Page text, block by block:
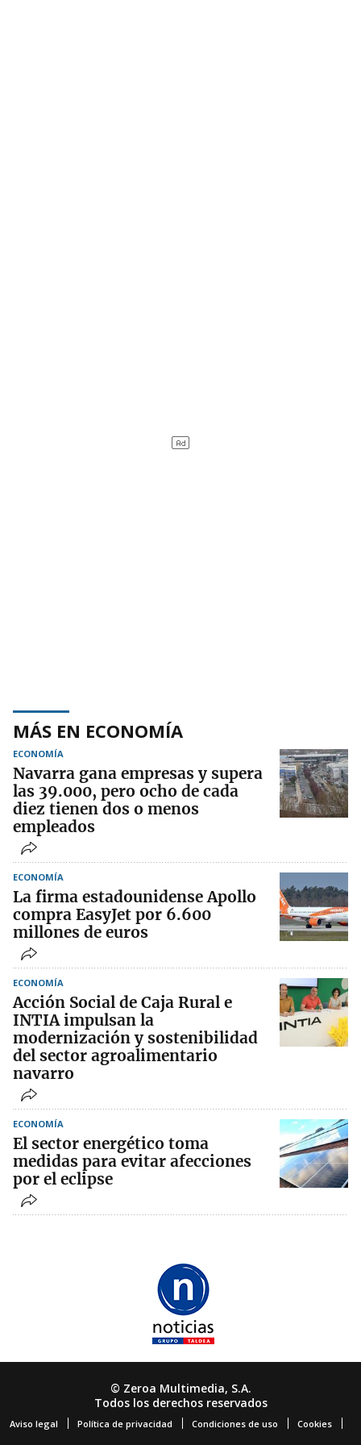
MÁS EN ECONOMÍA
ECONOMÍA
Navarra gana empresas y supera
las 39.000, pero ocho de cada
diez tienen dos o menos
empleados
ECONOMÍA
La firma estadounidense Apollo
compra EasyJet por 6.600
millones de euros
ECONOMÍA
Acción Social de Caja Rural e
INTIA impulsan la
modernización y sostenibilidad
del sector agroalimentario
navarro
ECONOMÍA
El sector energético toma
medidas para evitar afecciones
por el eclipse
© Zeroa Multimedia, S.A.
Todos los derechos reservados
Aviso legal Política de privacidad Condiciones de uso Cookies